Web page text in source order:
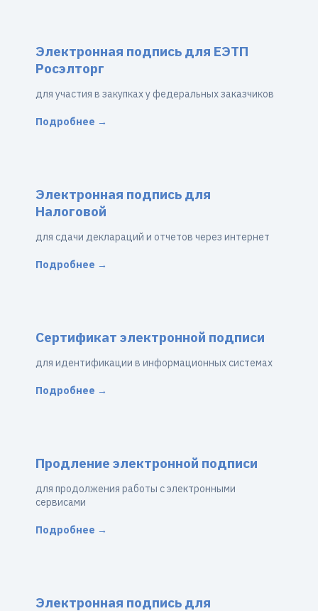
Электронная подпись для ЕЭТП
Росэлторг
для участия в закупках у федеральных заказчиков
Подробнее →
Электронная подпись для
Налоговой
для сдачи деклараций и отчетов через интернет
Подробнее →
Сертификат электронной подписи
для идентификации в информационных системах
Подробнее →
Продление электронной подписи
для продолжения работы с электронными
сервисами
Подробнее →
Электронная подпись для